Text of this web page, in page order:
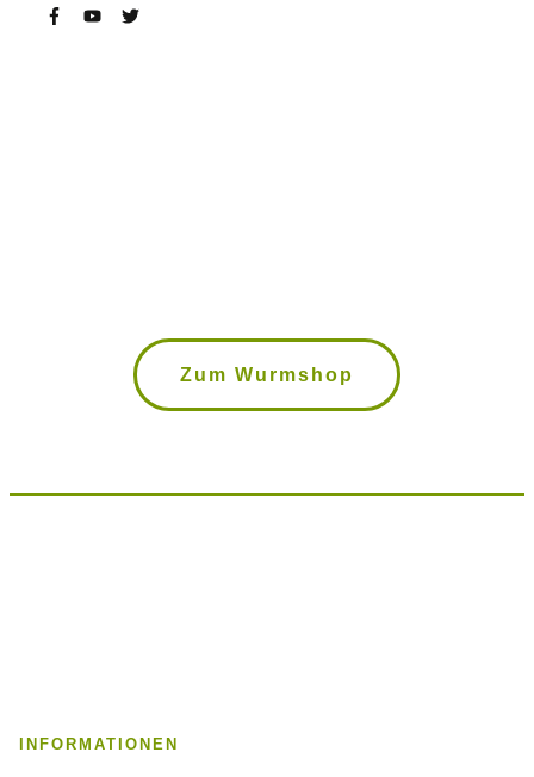
Zum Wurmshop
INFORMATIONEN